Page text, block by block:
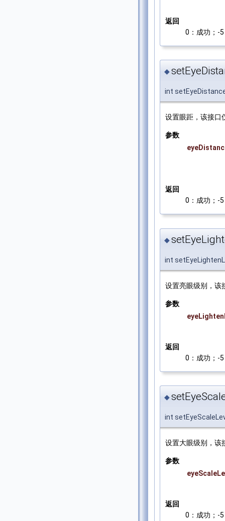
返回
0：成功；-
◆
int
设置眼距，该接口
参数
返回
0：成功；-
◆
int
设置亮眼级别，该
参数
返回
0：成功；-
◆
int
设置大眼级别，该
参数
返回
0：成功；-